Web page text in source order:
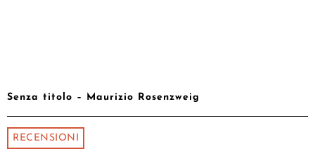
Senza titolo – Maurizio Rosenzweig
RECENSIONI